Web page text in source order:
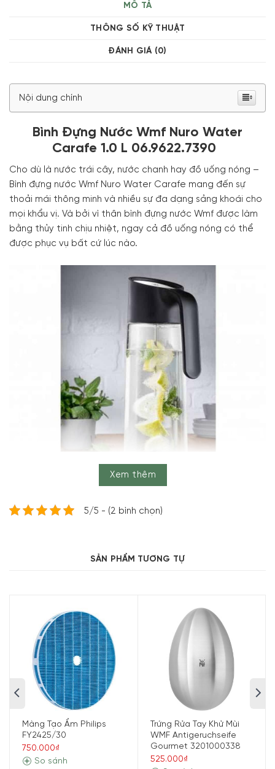
MÔ TẢ
THÔNG SỐ KỸ THUẬT
ĐÁNH GIÁ (0)
Nội dung chính
Bình Đựng Nước Wmf Nuro Water
Carafe 1.0 L 06.9622.7390
Cho dù là nước trái cây, nước chanh hay đồ uống nóng –
Bình đựng nước Wmf Nuro Water Carafe mang đến sự
thoải mái thông minh và nhiều sự đa dạng sảng khoái cho
mọi khẩu vị. Và bởi vì thân bình đựng nước Wmf được làm
bằng thủy tinh chịu nhiệt, ngay cả đồ uống nóng có thể
được phục vụ bất cứ lúc nào.
Đóng mở nắp bình Close-up
giữ đá hoặc miếng trái cây trong bình.
Miệng bình thiết kế lò so xoắn silicon, để người sử dụng có
thể rót nước từ mọi phía, nước sẽ ko bị đổ tràn lan và luôn
được kiểm soát.
Xem thêm
5/5 - (2 bình chọn)
SẢN PHẨM TƯƠNG TỰ
Màng Tạo Ẩm Philips
FY2425/30
750.000₫
So sánh
Trứng Rửa Tay Khử Mùi
WMF Antigeruchseife
Gourmet 3201000338
525.000₫